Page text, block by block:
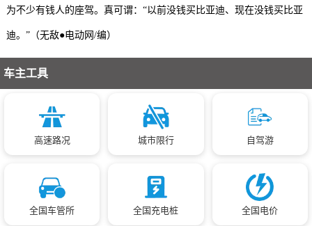
为不少有钱人的座驾。真可谓：“以前没钱买比亚迪、现在没钱买比亚
迪。”（无敌●电动网/编）
车主工具
高速路况 城市限行 自驾游
全国车管所 全国充电桩 全国电价